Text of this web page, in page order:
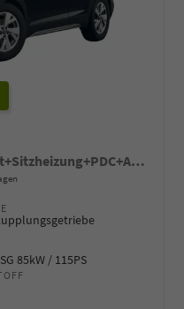
Trend 115PS DSG AppConnect+Sitzheizung+PDC+Alu16+LED+DAB+FrontAssist
85kW / 115PS